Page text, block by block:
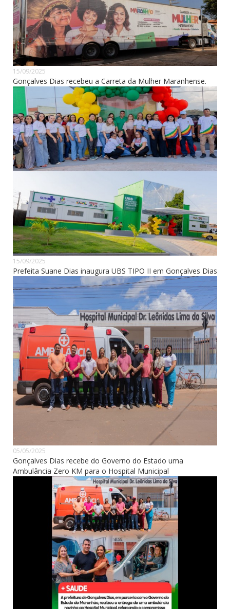
15/09/2025
Gonçalves Dias recebeu a Carreta da Mulher Maranhense.
15/09/2025
Prefeita Suane Dias inaugura UBS TIPO II em Gonçalves Dias
05/05/2025
Gonçalves Dias recebe do Governo do Estado uma
Ambulância Zero KM para o Hospital Municipal